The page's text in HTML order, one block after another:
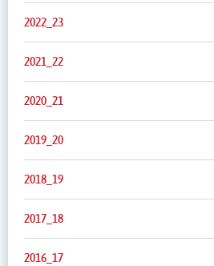
2022_23
2021_22
2020_21
2019_20
2018_19
2017_18
2016_17